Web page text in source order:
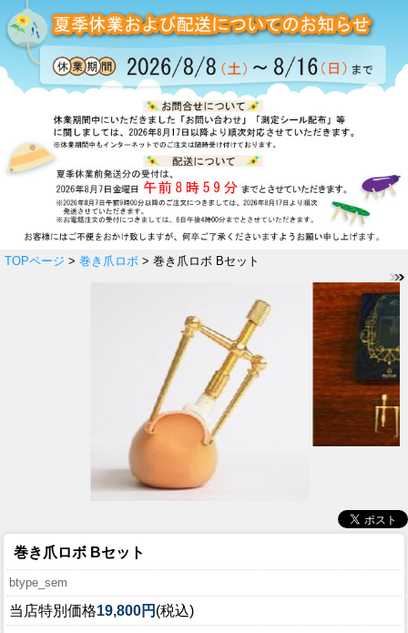
TOPページ > 巻き爪ロボ > 巻き爪ロボ Bセット
巻き爪ロボ Bセット
btype_sem
当店特別価格19,800円 (税込)